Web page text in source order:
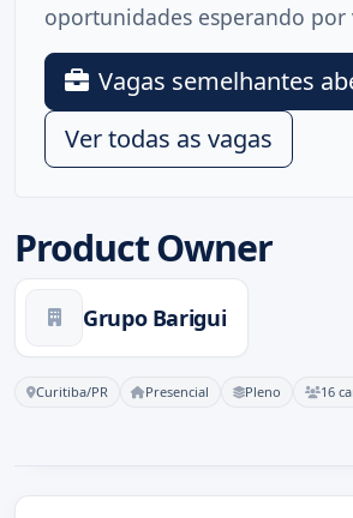
Product Owner
Grupo Barigui
Curitiba/PR Presencial Pleno 16
oportunidades esperando por
Vagas semelhantes
Ver todas as vagas